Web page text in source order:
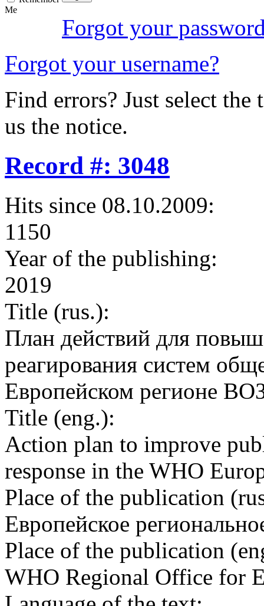
Me
Forgot your
Forgot your username?
Find errors? Just select
us the notice.
Record #: 3048
Hits since 08.10.2009:
1150
Year of the publishing:
2019
Title (rus.):
План действий для
реагирования систем
Европейском регионе
Title (eng.):
Action plan to improve
response in the WHO
Place of the publication
Европейское
Place of the publication
WHO Regional Office for